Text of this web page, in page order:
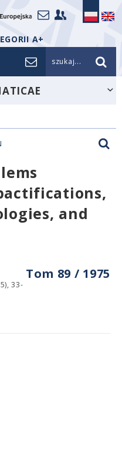
A+
szukaj...
and
Tom 89 / 1975
33-